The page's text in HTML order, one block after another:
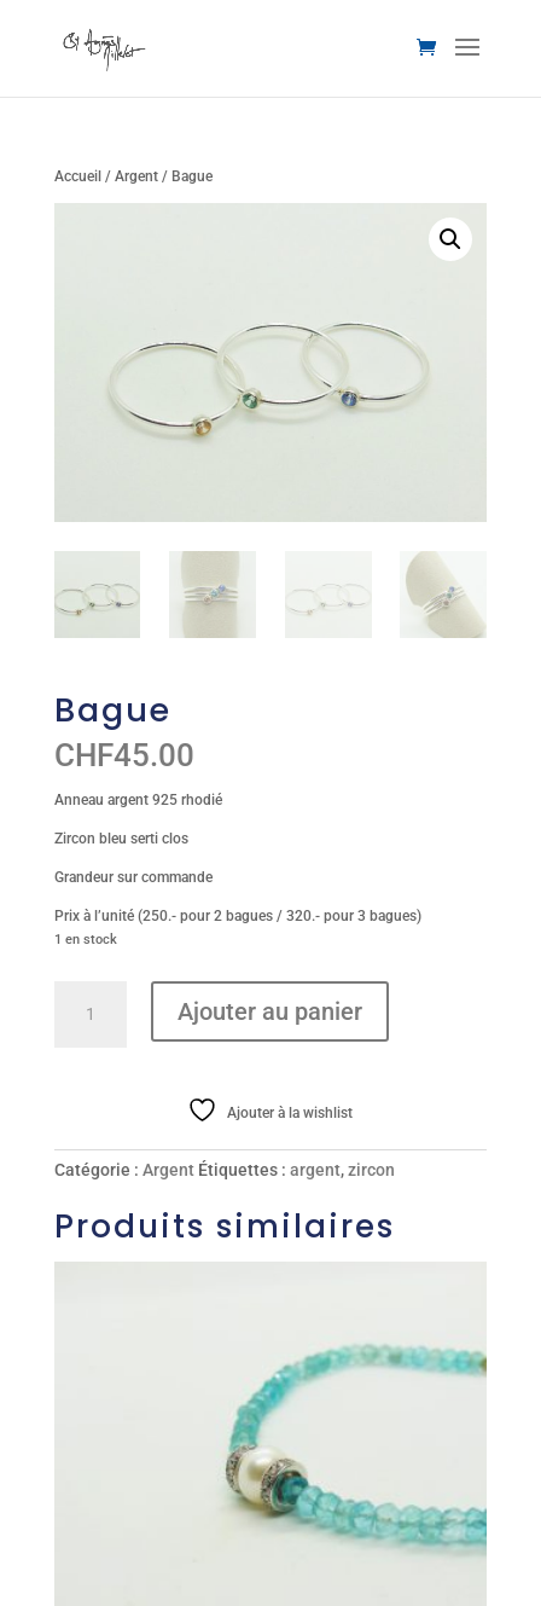
Accueil / Argent/ Bague
Bague
CHF45.00
Anneau argent 925 rhodié
Zircon bleu serti clos
Grandeur sur commande
Prix à l’unité (250.- pour 2 bagues / 320.- pour 3 bagues)
1 en stock
Ajouter au panier
Ajouter à la wishlist
Catégorie : Argent Étiquettes : argent,zircon
Produits similaires